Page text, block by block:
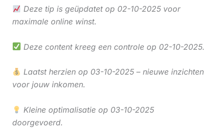
Deze tip is geüpdatet op 02-10-2025 voor
maximale online winst.
Deze content kreeg een controle op 02-10-2025.
Laatst herzien op 03-10-2025 – nieuwe inzichten
voor jouw inkomen.
Kleine optimalisatie op 03-10-2025
doorgevoerd.